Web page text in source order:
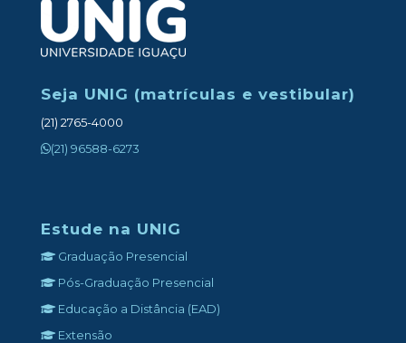
Seja UNIG (matrículas e vestibular)
(21) 2765-4000
(21) 96588-6273
Estude na UNIG
Graduação Presencial
Pós-Graduação Presencial
Educação a Distância (EAD)
Extensão